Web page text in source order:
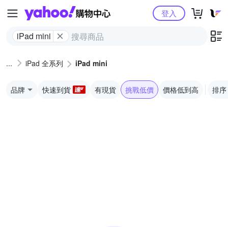
Yahoo購物中心
iPad mini
登入
iPad 全系列 iPad mini
品牌 快速到貨 有現貨 挑戰低價 價格低到高 排序